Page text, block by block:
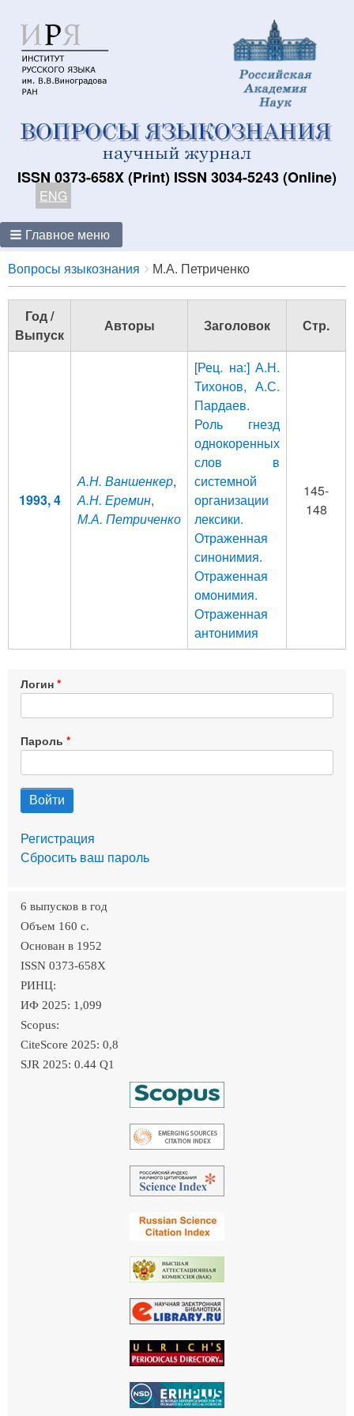
ISSN 0373-658X (Print) ISSN 3034-5243 (Online)
ENG
Главное меню
Breadcrumbs
You
are
here:
Вопросы языкознания М.А. Петриченко
Год /
Выпуск
Авторы Заголовок Стр.
1993, 4
А.Н. Ваншенкер,
А.Н. Еремин,
М.А. Петриченко
[Рец. на:] А.Н.
Тихонов, А.С.
Пардаев.
Роль гнезд
однокоренных
слов в
системной
организации
лексики.
Отраженная
синонимия.
Отраженная
омонимия.
Отраженная
антонимия
145-
148
Логин
Пароль
Регистрация
Сбросить ваш пароль
6 выпусков в год
Объем 160 c.
Основан в 1952
ISSN 0373-658X
РИНЦ:
ИФ 2025: 1,099
Scopus:
CiteScore 2025: 0,8
SJR 2025: 0.44 Q1